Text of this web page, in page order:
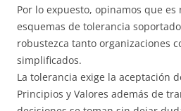
Por lo expuesto, opinamos que
esquemas de tolerancia
robustezca tanto organizaciones
simplificados.
La tolerancia exige la aceptación
Principios y Valores además de